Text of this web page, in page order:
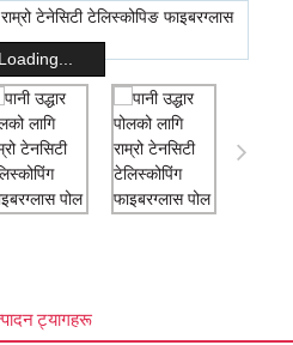
Loading...
ट्यागहरू